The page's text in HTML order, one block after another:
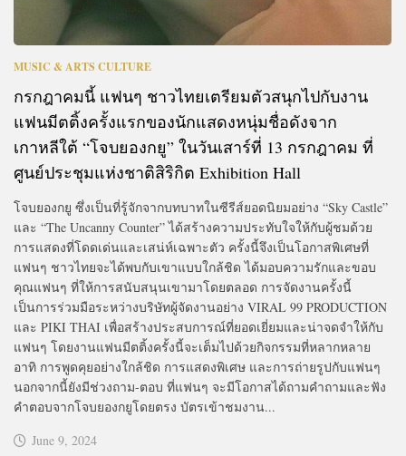
MUSIC & ARTS CULTURE
กรกฎาคมนี้ แฟนๆ ชาวไทยเตรียมตัวสนุกไปกับงาน
แฟนมีตติ้งครั้งแรกของนักแสดงหนุ่มชื่อดังจาก
เกาหลีใต้ “โจบยองกยู” ในวันเสาร์ที่ 13 กรกฎาคม ที่
ศูนย์ประชุมแห่งชาติสิริกิต Exhibition Hall
โจบยองกยู ซึ่งเป็นที่รู้จักจากบทบาทในซีรีส์ยอดนิยมอย่าง “Sky Castle”
และ “The Uncanny Counter” ได้สร้างความประทับใจให้กับผู้ชมด้วย
การแสดงที่โดดเด่นและเสน่ห์เฉพาะตัว ครั้งนี้จึงเป็นโอกาสพิเศษที่
แฟนๆ ชาวไทยจะได้พบกับเขาแบบใกล้ชิด ได้มอบความรักและขอบ
คุณแฟนๆ ที่ให้การสนับสนุนเขามาโดยตลอด การจัดงานครั้งนี้
เป็นการร่วมมือระหว่างบริษัทผู้จัดงานอย่าง VIRAL 99 PRODUCTION
และ PIKI THAI เพื่อสร้างประสบการณ์ที่ยอดเยี่ยมและน่าจดจำให้กับ
แฟนๆ โดยงานแฟนมีตติ้งครั้งนี้จะเต็มไปด้วยกิจกรรมที่หลากหลาย
อาทิ การพูดคุยอย่างใกล้ชิด การแสดงพิเศษ และการถ่ายรูปกับแฟนๆ
นอกจากนี้ยังมีช่วงถาม-ตอบ ที่แฟนๆ จะมีโอกาสได้ถามคำถามและฟัง
คำตอบจากโจบยองกยูโดยตรง บัตรเข้าชมงาน...
June 9, 2024